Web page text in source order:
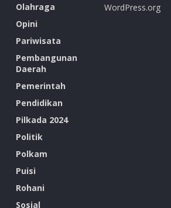
Olahraga
Opini
Pariwisata
Pembangunan
Daerah
Pemerintah
Pendidikan
Pilkada 2024
Politik
Polkam
Puisi
Rohani
Sosial
WordPress.org